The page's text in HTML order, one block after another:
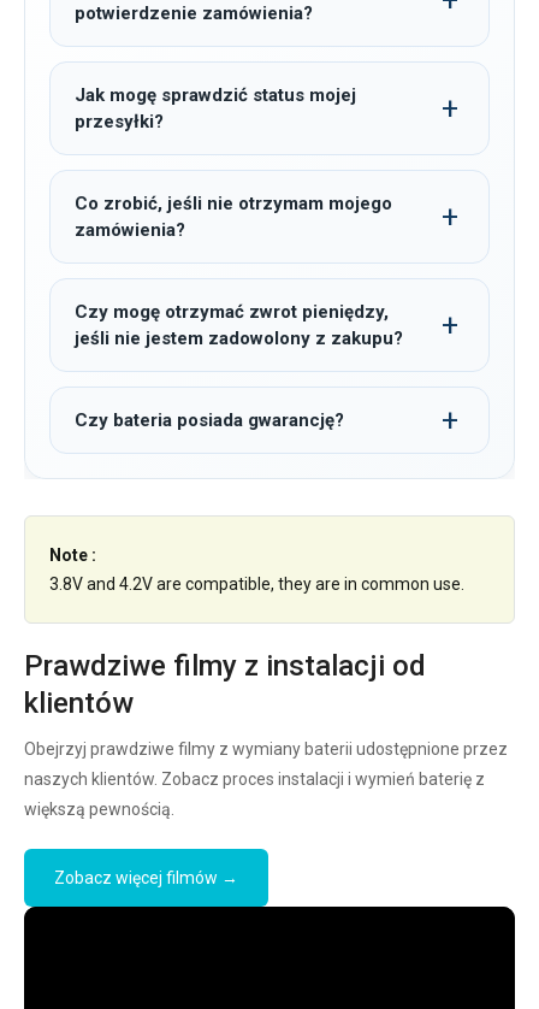
potwierdzenie zamówienia?
Jak mogę sprawdzić status mojej
przesyłki?
Co zrobić, jeśli nie otrzymam mojego
zamówienia?
Czy mogę otrzymać zwrot pieniędzy,
jeśli nie jestem zadowolony z zakupu?
Czy bateria posiada gwarancję?
Note :
3.8V and 4.2V are compatible, they are in common use.
Prawdziwe filmy z instalacji od
klientów
Obejrzyj prawdziwe filmy z wymiany baterii udostępnione przez
naszych klientów. Zobacz proces instalacji i wymień baterię z
większą pewnością.
Zobacz więcej filmów →